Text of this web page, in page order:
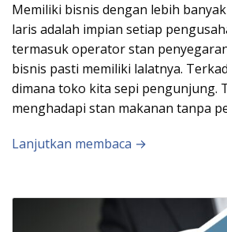
Memiliki bisnis dengan lebih
laris adalah impian setiap
termasuk operator stan
bisnis pasti memiliki lalatnya.
dimana toko kita sepi pengunjung.
menghadapi stan makanan tanpa
Lanjutkan membaca →